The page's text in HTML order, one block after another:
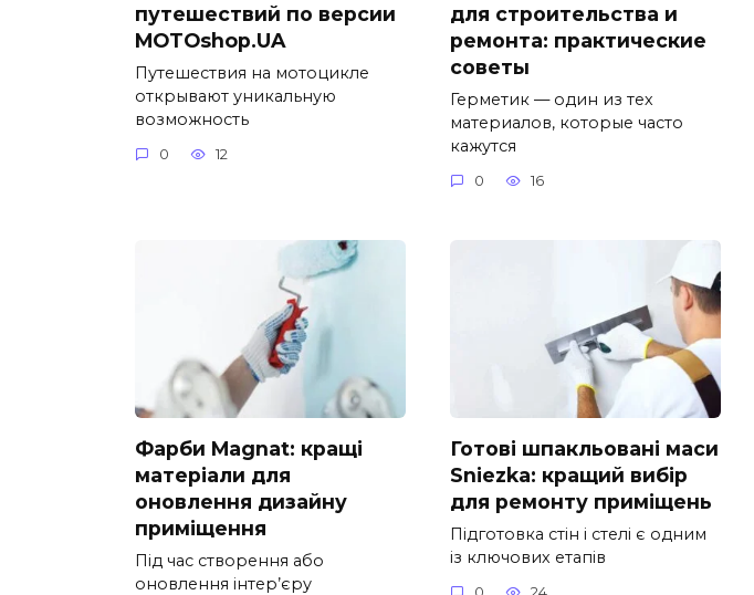
путешествий по версии
MOTOshop.UA
Путешествия на мотоцикле
открывают уникальную
возможность
0 12
для строительства и
ремонта: практические
советы
Герметик — один из тех
материалов, которые часто
кажутся
0 16
Фарби Magnat: кращі
матеріали для
оновлення дизайну
приміщення
Під час створення або
оновлення інтер’єру
Готові шпакльовані маси
Sniezka: кращий вибір
для ремонту приміщень
Підготовка стін і стелі є одним
із ключових етапів